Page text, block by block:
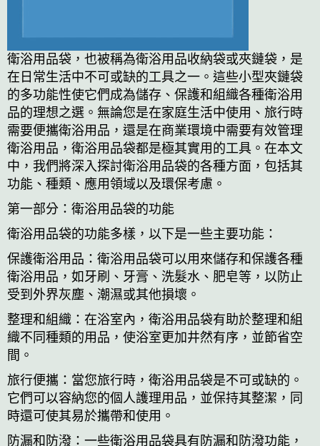
衛浴用品袋，也被稱為衛浴用品收納袋或夾鏈袋，是
在日常生活中不可或缺的工具之一。這些小型夾鏈袋
的多功能性使它們成為儲存、保護和組織各種衛浴用
品的理想之選。無論您是在家庭生活中使用、旅行時
需要便攜衛浴用品，還是在商業環境中需要有效管理
衛浴用品，衛浴用品袋都是極其實用的工具。在本文
中，我們將深入探討衛浴用品袋的各種方面，包括其
功能、種類、應用領域以及環保考慮。
第一部分：衛浴用品袋的功能
衛浴用品袋的功能多樣，以下是一些主要功能：
保護衛浴用品：衛浴用品袋可以用來儲存和保護各種
衛浴用品，如牙刷、牙膏、洗髮水、肥皂等，以防止
受到外界灰塵、潮濕或其他損壞。
整理和組織：在浴室內，衛浴用品袋有助於整理和組
織不同種類的用品，使浴室更加井然有序，並節省空
間。
旅行便攜：當您旅行時，衛浴用品袋是不可或缺的。
它們可以容納您的個人護理用品，並保持其整潔，同
時還可使其易於攜帶和使用。
防漏和防潑：一些衛浴用品袋具有防漏和防潑功能，